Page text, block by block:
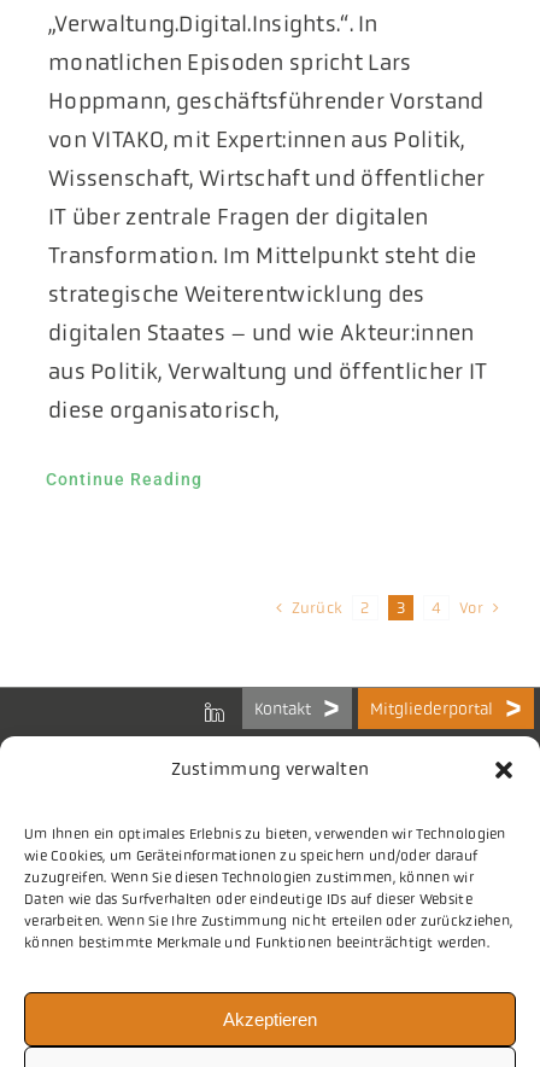
Zustimmung verwalten
Um Ihnen ein optimales Erlebnis zu bieten, verwenden wir Technologien
wie Cookies, um Geräteinformationen zu speichern und/oder darauf
zuzugreifen. Wenn Sie diesen Technologien zustimmen, können wir
Daten wie das Surfverhalten oder eindeutige IDs auf dieser Website
verarbeiten. Wenn Sie Ihre Zustimmung nicht erteilen oder zurückziehen,
können bestimmte Merkmale und Funktionen beeinträchtigt werden.
Akzeptieren
„Verwaltung.Digital.Insights.“. In
monatlichen Episoden spricht Lars
Hoppmann, geschäftsführender Vorstand
von VITAKO, mit Expert:innen aus Politik,
Wissenschaft, Wirtschaft und öffentlicher
IT über zentrale Fragen der digitalen
Transformation. Im Mittelpunkt steht die
strategische Weiterentwicklung des
digitalen Staates – und wie Akteur:innen
aus Politik, Verwaltung und öffentlicher IT
diese organisatorisch,
Continue Reading
Zurück 2 3 4 Vor
Kontakt Mitgliederportal
Bundes-Arbeitsgemeinschaft
der Kommunalen IT-Dienstleister e.V.
Charlottenstraße 65
10117 Berlin
Tel.030 2063 156 0
info@vitako.de